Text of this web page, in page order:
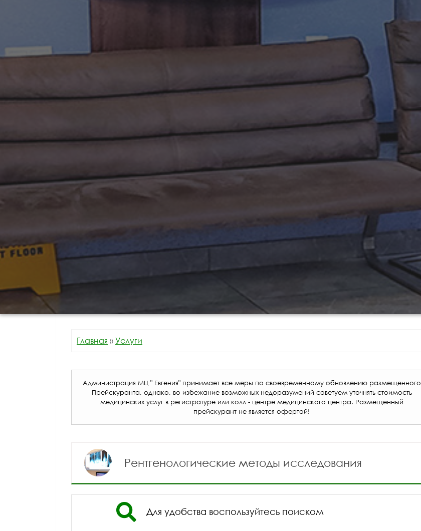
Главная » Услуги
Администрация МЦ " Евгения" принимает все меры по своевременному обновлению размещенного
Прейскуранта, однако, во избежание возможных недоразумений советуем уточнять стоимость
медицинских услуг в регистратуре или колл - центре медицинского центра. Размещенный
прейскурант не является офертой!
Рентгенологические методы исследования
Для удобства воспользуйтесь поиском